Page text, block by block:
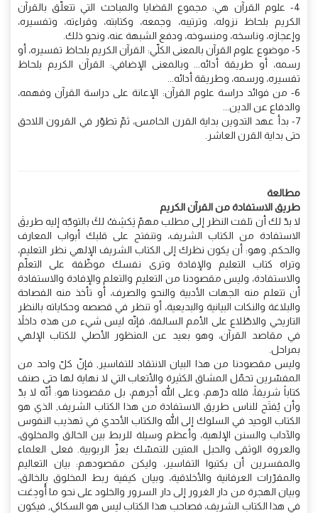
4- علوم القرآن هي: مجموع القضايا والمباحث التي تتعلّق بالقرآن
الكريم بلحاظ نزوله، وترتيبه، وجمعه، وكتابته، وقراءته، وتفسيره،
وإعجازه، وناسخه، ومنسوخه، ودفع الشبهة عنه، ونحو ذلك.
5- موضوع علوم القرآن بالمعنى الكلّي: القرآن الكريم بلحاظ تفسيره، أو
رسمه، أو طريقة أدائه... وبالمعنى الإضافي: القرآن الكريم بلحاظ
تفسيره، ورسمه، وطريقة أدائه...
6- من فوائد دراسة علوم القرآن: الإعانة على دراسة القرآن وفهمه،
والدفاع عن الدين...
7- بدأ عهد التدوين بداية القرن الخامس، ثمّ تطوّر في القرون اللاحق
حتى بداية القرن العاشر.
مطالعة
طريق الاستفادة من القرآن الكريم
لا بدّ لك أن تلفت النظر إلى مطلب مهمّ يَكشِفُ لكَ بالتوجّه إليه طريقَ
الاستفادة من الكتاب الشريف، وتنفتح على قلبك أبواب المعارف
والحكم, وهو: أن يكون نظرك إلى الكتاب الشريف الإلهي نظر التعليم،
وتراه كتاب التعليم والإفادة وترى نفسك موظّفة على التعلّم
والاستفادة، وليس مقصودنا من التعليم والتعلم والإفادة والاستفادة
أن تتعلم منه الجهات الأدبية والنحو والصرف، أو تأخذ منه الفصاحة
والبلاغة والنكات البيانية والبديعية، أو تنظر في قصصه وحكاياته بالنظر
التاريخي والاطّلاع على الأمم السالفة، فإنّه ليس شي‏ء من هذه داخلاً
في مقاصد القرآن، وهو بعيد عن المنظور الأصلي للكتاب الإلهي
بمراحل.
وليس مقصودنا من هذا البيان الانتقاد للتفاسير, فإنّ كلّ واحد من
المفسّرين تحمّل المشاق الكثيرة والأتعاب التي لا نهاية لها حتى صنف
كتاباً شريفاً، فلله درّهم، وعلى الله أجرهم، بل مقصودنا هو: أنّه لا بدّ
وأن يُفتَح للناس طريق الاستفادة من هذا الكتاب الشريف, الذي هو
الكتاب الوحيد في السلوك إلى الله والكتاب الأحدي في تهذيب النفوس
والآداب والسنن الإلهية، وأعظم وسيلة للربط بين الخالق والمخلوق،
والعروة الوثقى والحبل المتين للتمسّك بعزّ الربوبية. فعلى العلماء
والمفسرين أن يكتبوا التفاسير، وليكن مقصودهم: بيان التعاليم
والمقرّرات العرفانية والأخلاقية، وبيان كيفية ربط المخلوق بالخالق،
وبيان الهجرة من دار الغرور إلى دار السرور والخلود على نحو ما أُودِعَت
في هذا الكتاب الشريف، فصاحب هذا الكتاب ليس هو السكاكي, فيكون